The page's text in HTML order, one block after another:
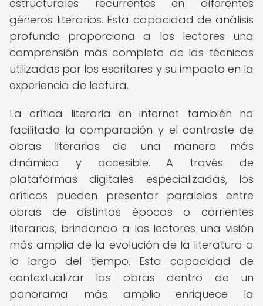
estructurales recurrentes en diferentes
géneros literarios. Esta capacidad de análisis
profundo proporciona a los lectores una
comprensión más completa de las técnicas
utilizadas por los escritores y su impacto en la
experiencia de lectura.
La crítica literaria en internet también ha
facilitado la comparación y el contraste de
obras literarias de una manera más
dinámica y accesible. A través de
plataformas digitales especializadas, los
críticos pueden presentar paralelos entre
obras de distintas épocas o corrientes
literarias, brindando a los lectores una visión
más amplia de la evolución de la literatura a
lo largo del tiempo. Esta capacidad de
contextualizar las obras dentro de un
panorama más amplio enriquece la